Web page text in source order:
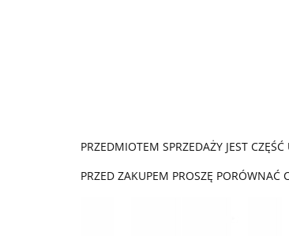
PRZEDMIOTEM SPRZEDAŻY JEST
PRZED ZAKUPEM PROSZĘ PORÓWNAĆ